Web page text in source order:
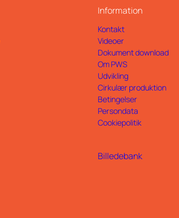
Information
Kontakt
Videoer
Dokument download
Om PWS
Udvikling
Cirkulær produktion
Betingelser
Persondata
Cookiepolitik
Billedebank